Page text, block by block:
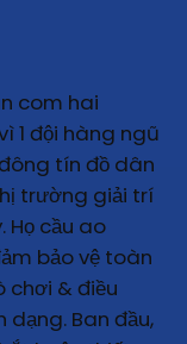
com hai
1 đội hàng ngũ
tín đồ dân
trường giải trí
cầu ao
bảo vệ toàn
chơi & điều
Ban đầu,